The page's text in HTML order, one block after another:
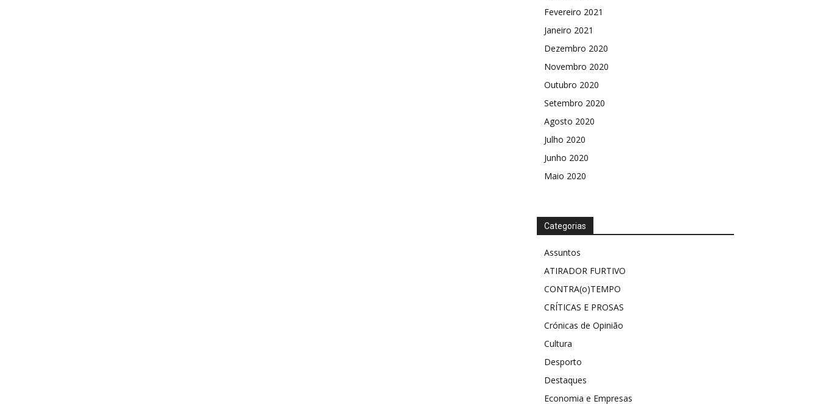
Fevereiro 2021
Janeiro 2021
Dezembro 2020
Novembro 2020
Outubro 2020
Setembro 2020
Agosto 2020
Julho 2020
Junho 2020
Maio 2020
Categorias
Assuntos
ATIRADOR FURTIVO
CONTRA(o)TEMPO
CRÍTICAS E PROSAS
Crónicas de Opinião
Cultura
Desporto
Destaques
Economia e Empresas